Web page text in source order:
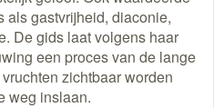
als gastvrijheid, diaconie,
De gids laat volgens haar
een proces van de lange
zichtbaar worden
weg inslaan.